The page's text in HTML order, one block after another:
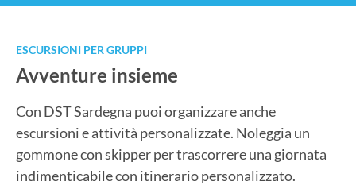
ESCURSIONI PER GRUPPI
Avventure insieme
Con DST Sardegna puoi organizzare anche
escursioni e attività personalizzate. Noleggia un
gommone con skipper per trascorrere una giornata
indimenticabile con itinerario personalizzato.